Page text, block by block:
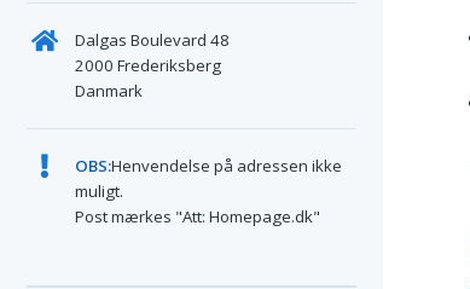
Dalgas Boulevard 48
2000 Frederiksberg
Danmark
OBS:Henvendelse på adressen ikke
muligt.
Post mærkes "Att: Homepage.dk"